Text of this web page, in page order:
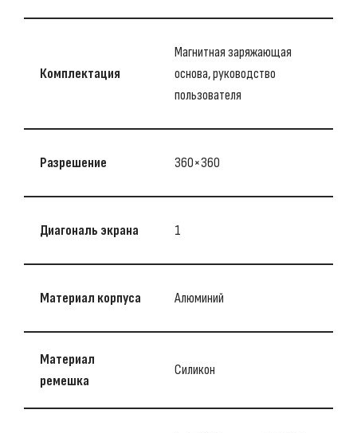
Комплектация
Магнитная заряжающая
основа, руководство
пользователя
Разрешение 360×360
Диагональ экрана 1
Материал корпуса Алюминий
Материал
ремешка
Силикон